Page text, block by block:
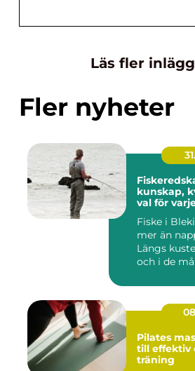
Läs fler
Fler nyheter
kunskap,
val för
Fiske i
mer än
Längs
och i de
Pilates maskiner
till effektiv
träning